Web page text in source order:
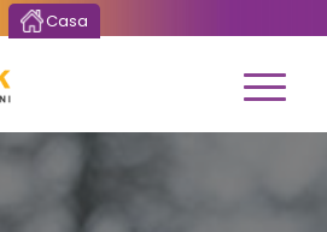
Casa